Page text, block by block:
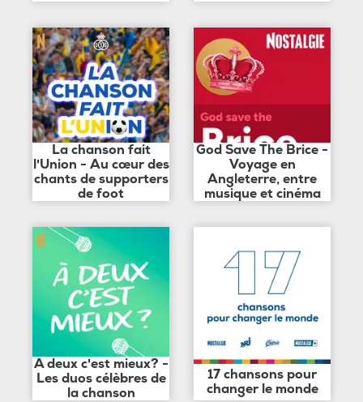
La chanson fait
l'Union - Au cœur des
chants de supporters
de foot
God Save The Brice -
Voyage en
Angleterre, entre
musique et cinéma
A deux c'est mieux? -
Les duos célèbres de
la chanson
17 chansons pour
changer le monde